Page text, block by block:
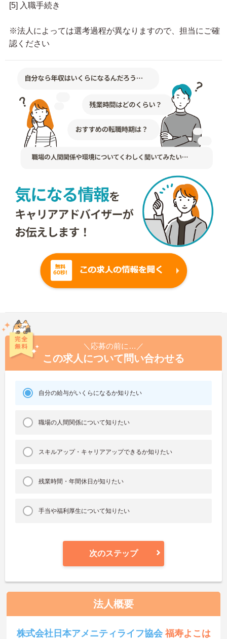
[5] 入職手続き
※法人によっては選考過程が異なりますので、担当にご確
認ください
＼応募の前に…／
この求人について問い合わせる
自分の給与がいくらになるか知りたい
職場の人間関係について知りたい
スキルアップ・キャリアアップできるか知りたい
残業時間・年間休日が知りたい
手当や福利厚生について知りたい
次のステップ
法人概要
株式会社日本アメニティライフ協会福寿よこは